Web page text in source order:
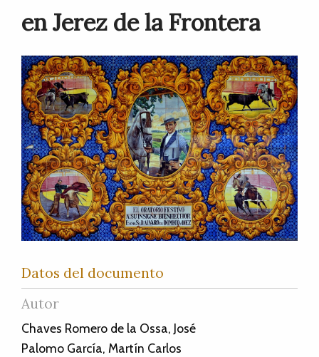
en Jerez de la Frontera
Datos del documento
Autor
Chaves Romero de la Ossa, José
Palomo García, Martín Carlos